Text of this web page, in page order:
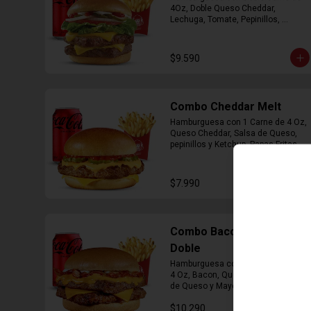
4Oz, Doble Queso Cheddar,
Lechuga, Tomate, Pepinillos,
$9.590
Combo Cheddar Melt
Hamburguesa con 1 Carne de 4 Oz,
Queso Cheddar, Salsa de Queso,
pepinillos y Ketchup, Papas Fritas
$7.990
Combo Bacon Cheddar
Doble
Hamburguesa con Doble Carne de
4 Oz, Bacon, Queso Cheddar, Salsa
de Queso y Mayonesa, Papas Fritas
$10.290